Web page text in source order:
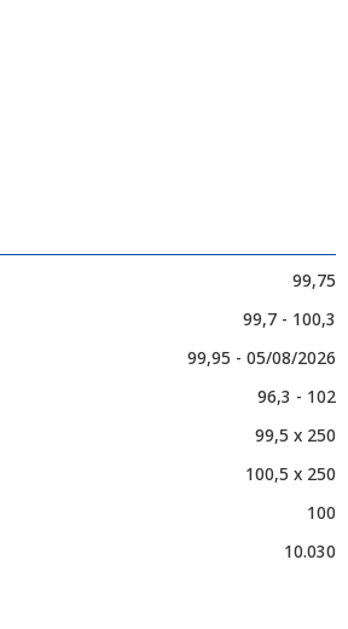
99,75
99,7 - 100,3
99,95 - 05/08/2026
96,3 - 102
99,5 x 250
100,5 x 250
100
10.030